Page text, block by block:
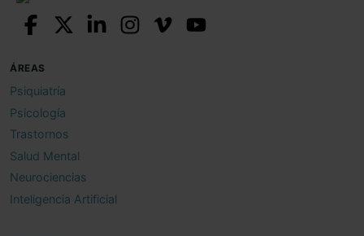
ÁREAS
Psiquiatría
Psicología
Trastornos
Salud Mental
Neurociencias
Inteligencia Artificial